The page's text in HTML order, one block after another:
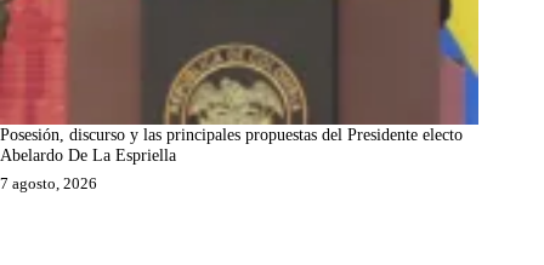
Posesión, discurso y las principales propuestas del Presidente electo
Abelardo De La Espriella
7 agosto, 2026